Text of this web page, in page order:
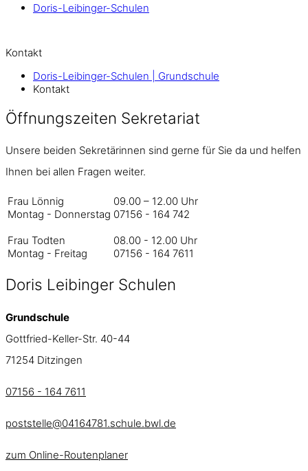
Doris-Leibinger-Schulen
Kontakt
Doris-Leibinger-Schulen | Grundschule
Kontakt
Öffnungszeiten Sekretariat
Unsere beiden Sekretärinnen sind gerne für Sie da und helfen
Ihnen bei allen Fragen weiter.
Frau Lönnig
Montag - Donnerstag
Frau Todten
Montag - Freitag
09.00 – 12.00 Uhr
07156 - 164 742
08.00 - 12.00 Uhr
07156 - 164 7611
Doris Leibinger Schulen
Grundschule
Gottfried-Keller-Str. 40-44
71254 Ditzingen
07156 - 164 7611
poststelle@04164781.schule.bwl.de
zum Online-Routenplaner